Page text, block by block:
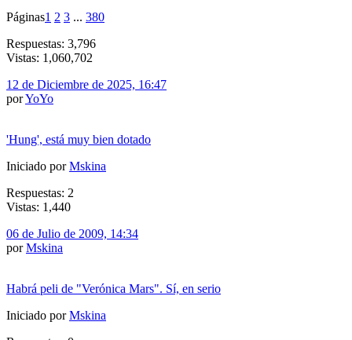
Páginas1 2 3 ... 380
Respuestas: 3,796
Vistas: 1,060,702
12 de Diciembre de 2025, 16:47
porYoYo
'Hung', está muy bien dotado
Iniciado porMskina
Respuestas: 2
Vistas: 1,440
06 de Julio de 2009, 14:34
porMskina
Habrá peli de "Verónica Mars". Sí, en serio
Iniciado porMskina